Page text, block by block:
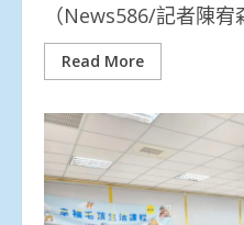
（News586/記者陳
Read More